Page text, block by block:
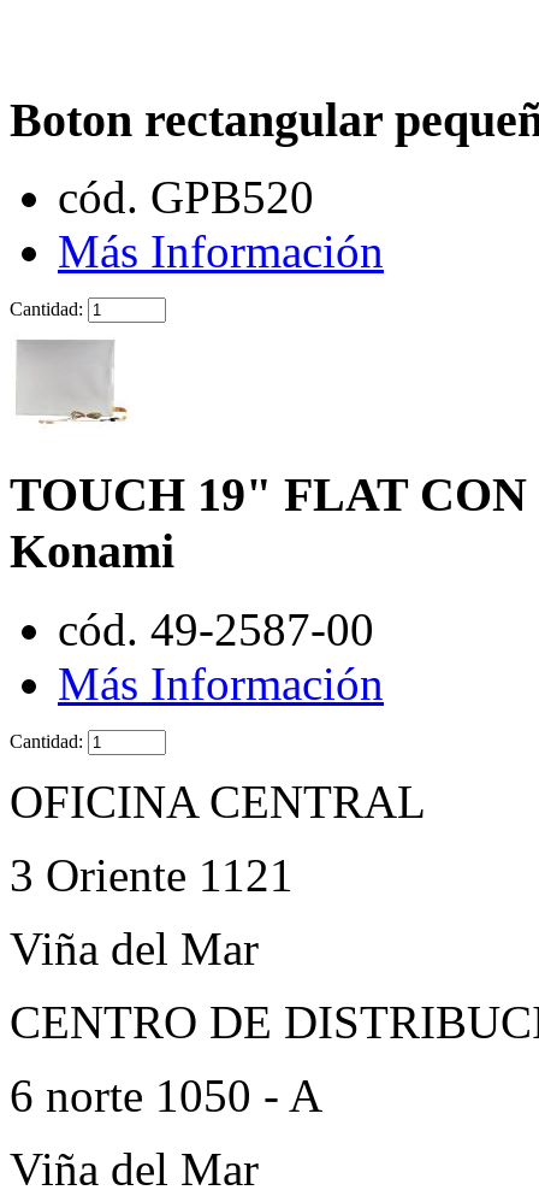
Boton rectangular
cód. GPB520
Más Información
Cantidad:
TOUCH 19" FLAT
Konami
cód. 49-2587-00
Más Información
Cantidad:
OFICINA CENTRAL
3 Oriente 1121
Viña del Mar
CENTRO DE
6 norte 1050 - A
Viña del Mar